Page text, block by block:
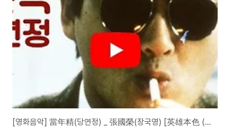
[영화음악] 當年精(당연정) _ 張國榮(장국영) [英雄本色 (A Better Tomorrow,1986)]